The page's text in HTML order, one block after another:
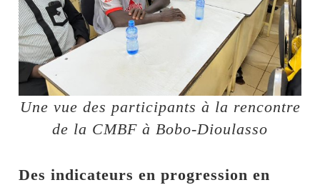
Une vue des participants à la rencontre
de la CMBF à Bobo-Dioulasso
Des indicateurs en progression en